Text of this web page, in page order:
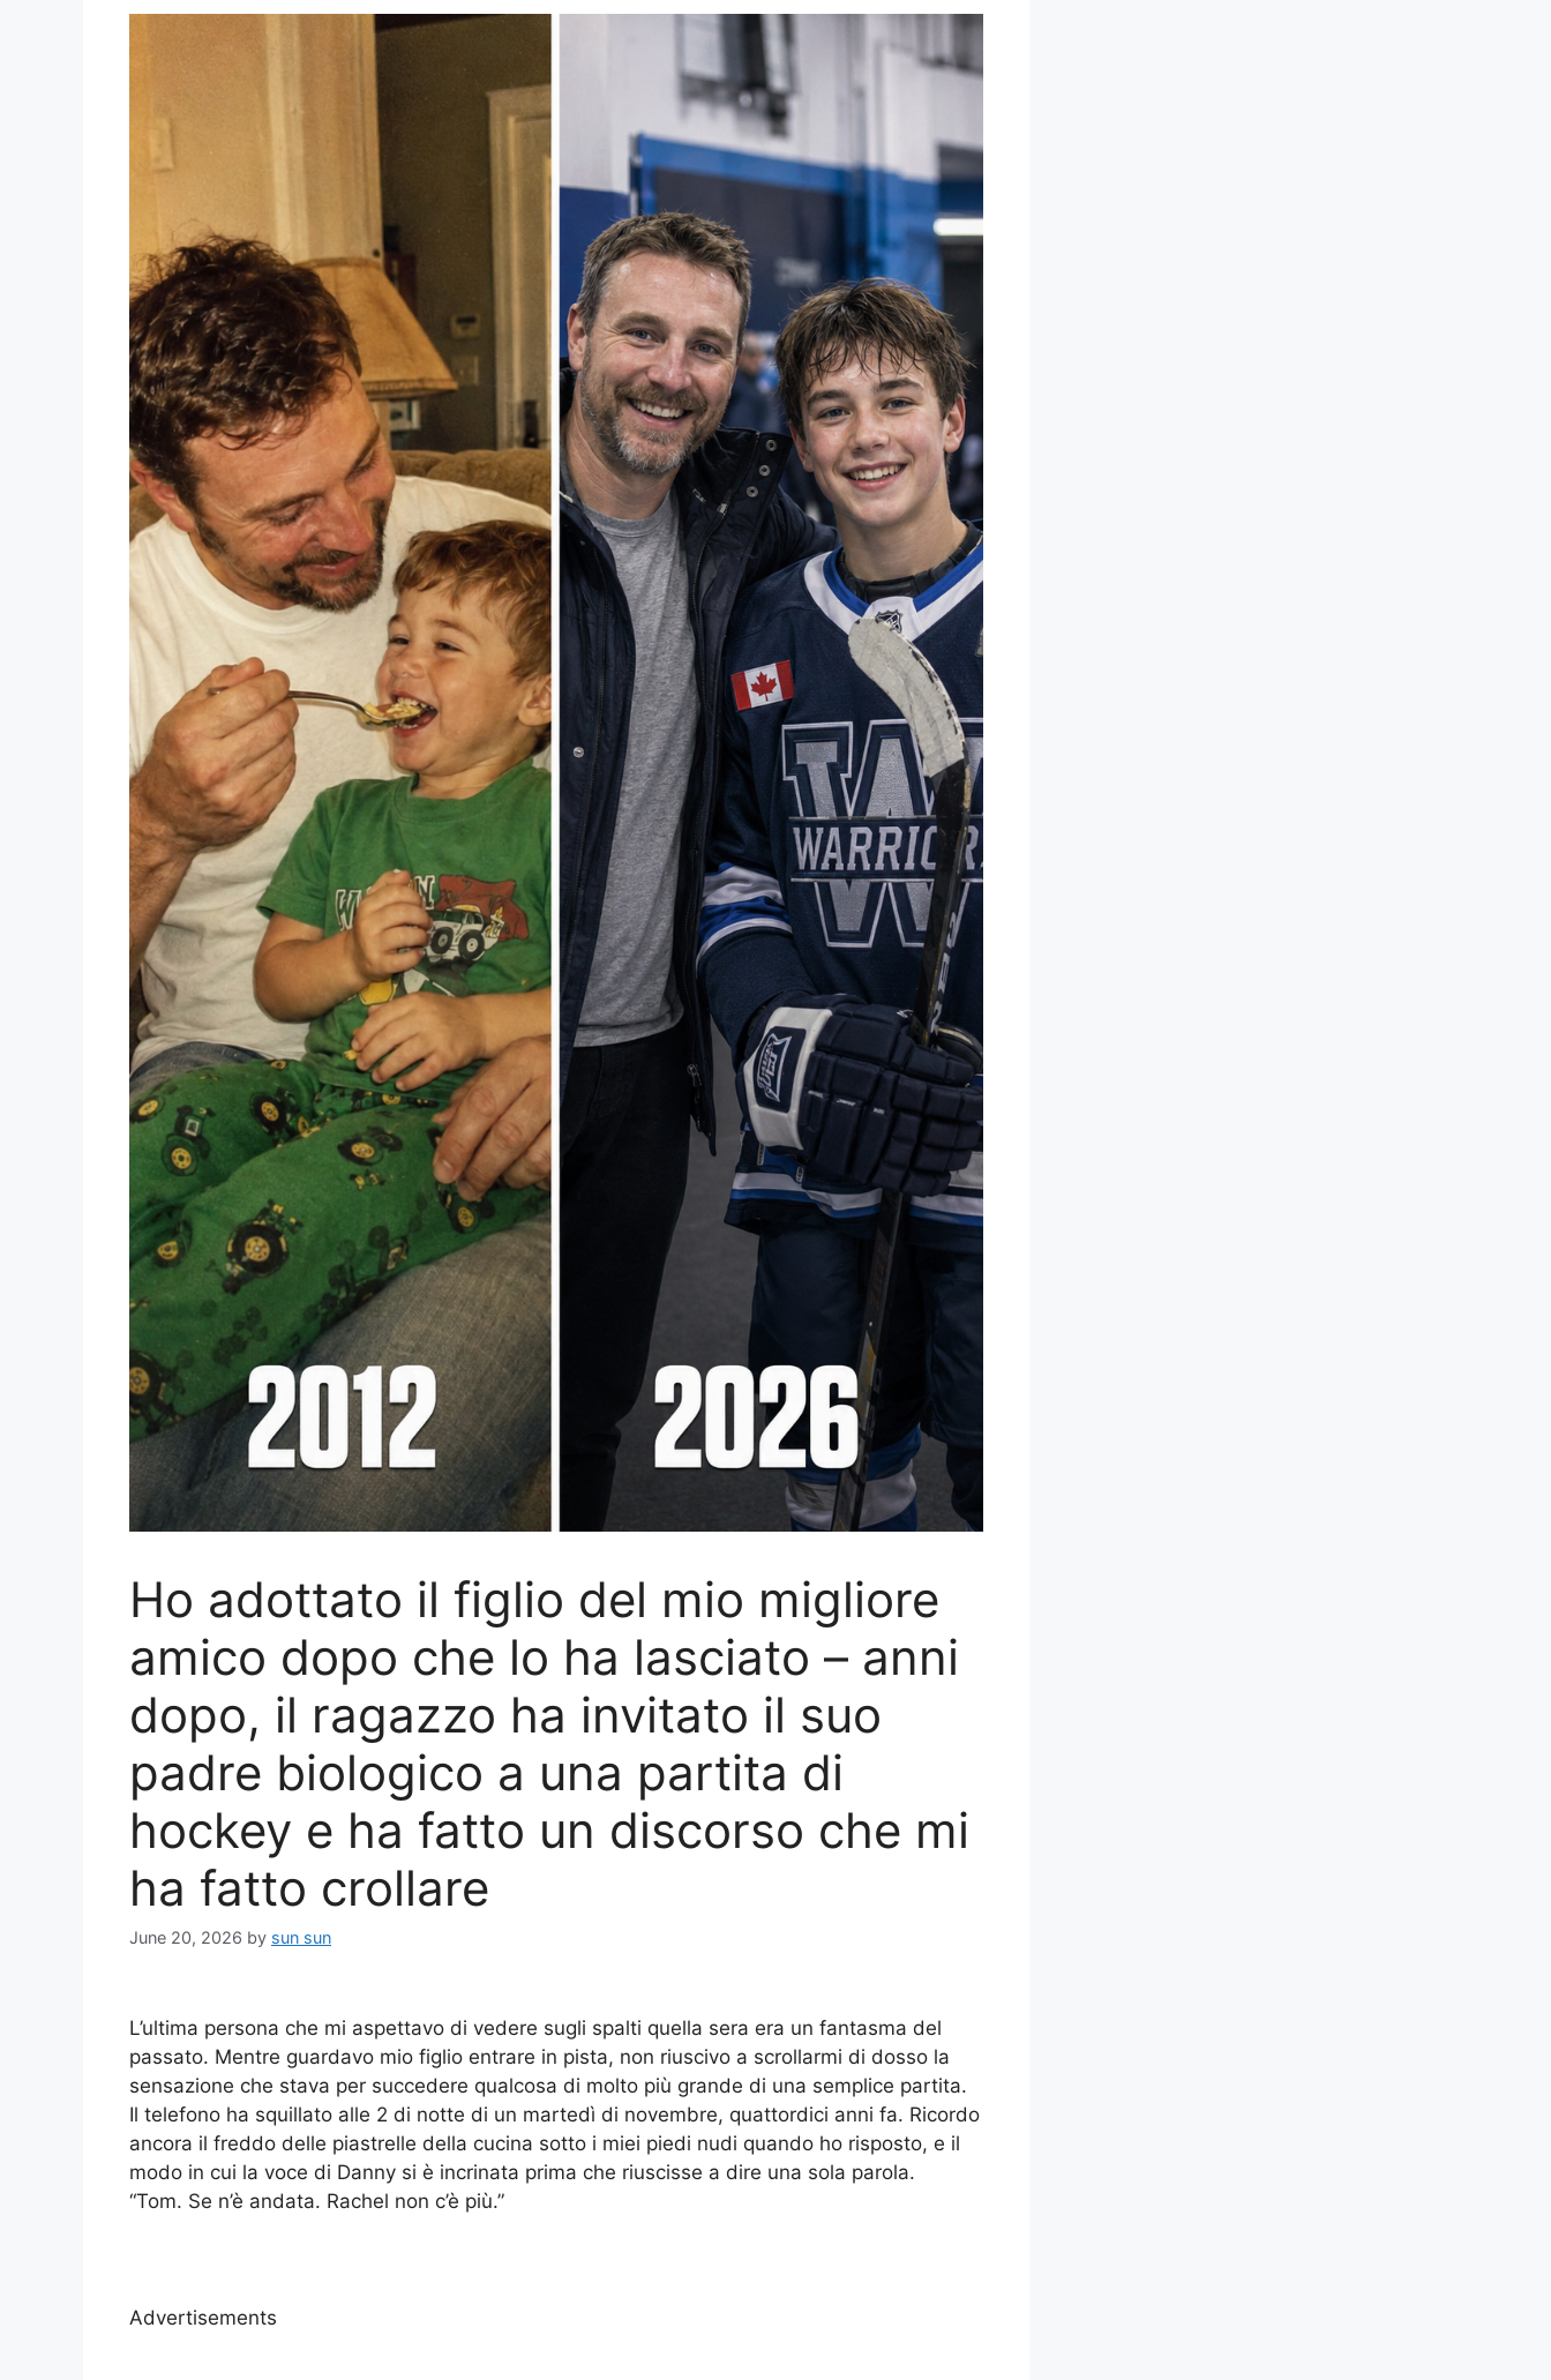
Ho adottato il figlio del mio migliore
amico dopo che lo ha lasciato – anni
dopo, il ragazzo ha invitato il suo
padre biologico a una partita di
hockey e ha fatto un discorso che mi
ha fatto crollare
June 20, 2026 by sun sun
L’ultima persona che mi aspettavo di vedere sugli spalti quella sera era un fantasma del
passato. Mentre guardavo mio figlio entrare in pista, non riuscivo a scrollarmi di dosso la
sensazione che stava per succedere qualcosa di molto più grande di una semplice partita.
Il telefono ha squillato alle 2 di notte di un martedì di novembre, quattordici anni fa. Ricordo
ancora il freddo delle piastrelle della cucina sotto i miei piedi nudi quando ho risposto, e il
modo in cui la voce di Danny si è incrinata prima che riuscisse a dire una sola parola.
“Tom. Se n’è andata. Rachel non c’è più.”
Advertisements